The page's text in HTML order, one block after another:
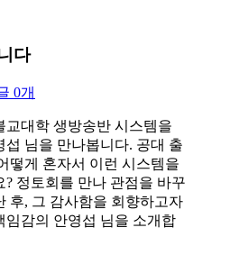
다
0개
교대학 생방송반 시스템을
님을 만나봅니다. 공대 출
떻게 혼자서 이런 시스템을
정토회를 만나 관점을 바꾸
후, 그 감사함을 회향하고자
임감의 안영섭 님을 소개합